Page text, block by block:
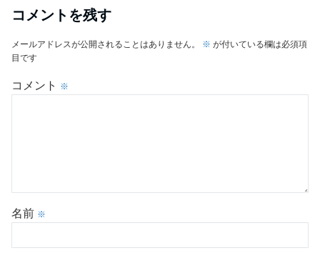
コメントを残す
メールアドレスが公開されることはありません。 ※ が付いている欄は必須項
目です
コメント ※
名前 ※